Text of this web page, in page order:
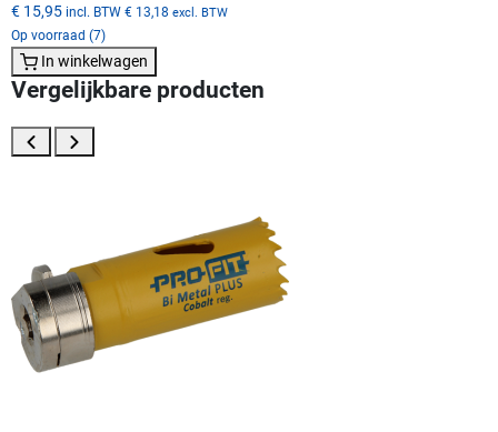
€ 15,95 incl. BTW € 13,18 excl. BTW
Op voorraad (7)
In winkelwagen
Vergelijkbare producten